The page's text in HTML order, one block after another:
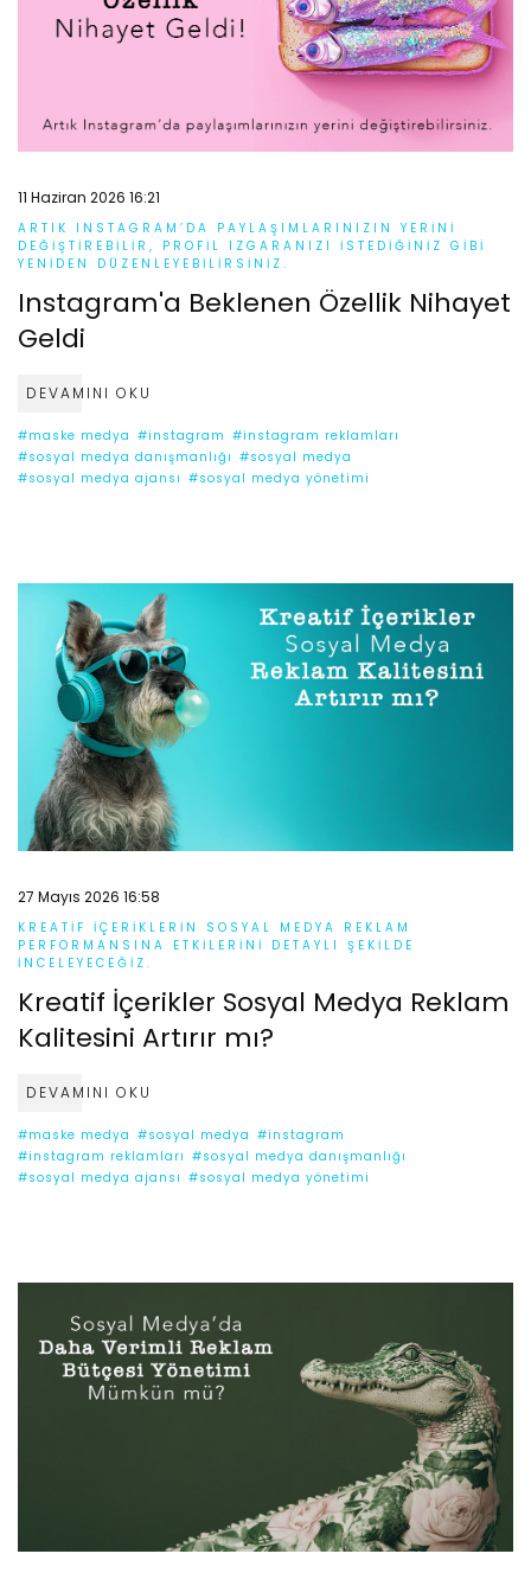
11 Haziran 2026 16:21
ARTIK INSTAGRAM’DA PAYLAŞIMLARINIZIN YERINI
DEĞIŞTIREBILIR, PROFIL IZGARANIZI ISTEDIĞINIZ GIBI
YENIDEN DÜZENLEYEBILIRSINIZ.
Instagram'a Beklenen Özellik Nihayet
Geldi
DEVAMINI OKU
#maske medya #instagram #instagram reklamları
#sosyal medya danışmanlığı #sosyal medya
#sosyal medya ajansı #sosyal medya yönetimi
27 Mayıs 2026 16:58
KREATIF IÇERIKLERIN SOSYAL MEDYA REKLAM
PERFORMANSINA ETKILERINI DETAYLI ŞEKILDE
INCELEYECEĞIZ.
Kreatif İçerikler Sosyal Medya Reklam
Kalitesini Artırır mı?
DEVAMINI OKU
#maske medya #sosyal medya #instagram
#instagram reklamları #sosyal medya danışmanlığı
#sosyal medya ajansı #sosyal medya yönetimi